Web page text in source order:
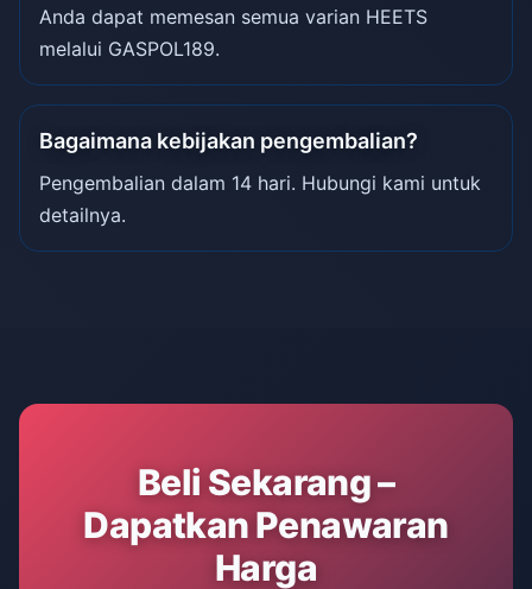
Anda dapat memesan semua varian HEETS
melalui GASPOL189.
Bagaimana kebijakan pengembalian?
Pengembalian dalam 14 hari. Hubungi kami untuk
detailnya.
Beli Sekarang –
Dapatkan Penawaran
Harga